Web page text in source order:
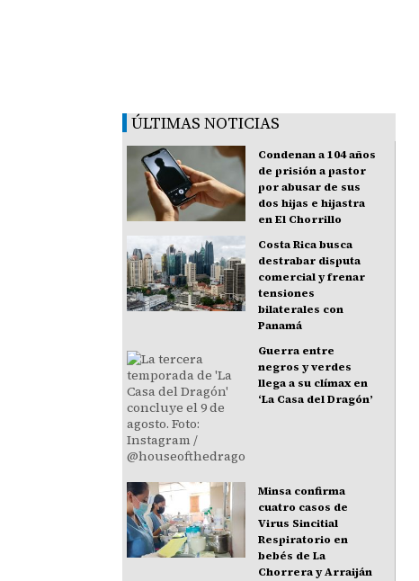
ÚLTIMAS NOTICIAS
Condenan a 104 años
de prisión a pastor
por abusar de sus
dos hijas e hijastra
en El Chorrillo
Costa Rica busca
destrabar disputa
comercial y frenar
tensiones
bilaterales con
Panamá
Guerra entre
negros y verdes
llega a su clímax en
‘La Casa del Dragón’
Minsa confirma
cuatro casos de
Virus Sincitial
Respiratorio en
bebés de La
Chorrera y Arraiján